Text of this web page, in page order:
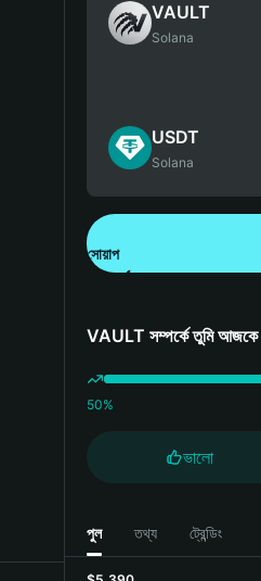
VAULT
Solana
USDT
Solana
সোয়াপ
VAULT সম্পর্কে তুমি আজকে
50%
ভালো
পুল তথ্য ট্রেন্ডিং